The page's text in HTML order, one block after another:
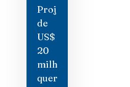
Projeto
de
US$
20
milhões
quer